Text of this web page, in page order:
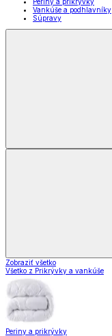
Vankúše a podhlavníky
Súpravy
Zobraziť všetko
Všetko z Prikrývky a vankúše
Periny a prikrývky